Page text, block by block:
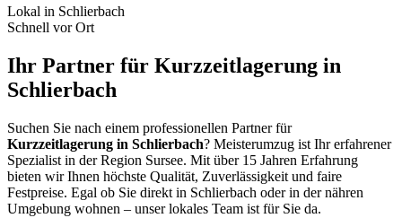
Lokal in Schlierbach
Schnell vor Ort
Ihr Partner für Kurzzeitlagerung in
Schlierbach
Suchen Sie nach einem professionellen Partner für
Kurzzeitlagerung in Schlierbach? Meisterumzug ist Ihr erfahrener
Spezialist in der Region Sursee. Mit über 15 Jahren Erfahrung
bieten wir Ihnen höchste Qualität, Zuverlässigkeit und faire
Festpreise. Egal ob Sie direkt in Schlierbach oder in der nähren
Umgebung wohnen – unser lokales Team ist für Sie da.